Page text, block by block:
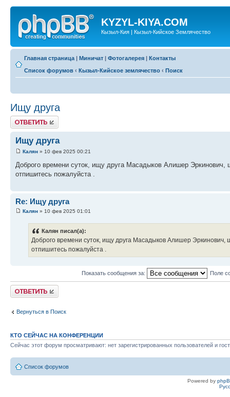
KYZYL-KIYA.COM
Кызыл-Кия | Кызыл-Кийское Землячество
Главная страница | Миничат | Фотогалерея | Контакты
Список форумов ‹ Кызыл-Кийское землячество ‹ Поиск
Ищу друга
Ответить
Ищу друга
Калян » 10 фев 2025 00:21
Доброго времени суток, ищу друга Масадыков Алишер Эркинович,
отпишитесь пожалуйста .
Re: Ищу друга
Калян » 10 фев 2025 01:01
Калян писал(а):
Доброго времени суток, ищу друга Масадыков Алишер Эркинович,
отпишитесь пожалуйста .
Показать сообщения за: Поле
Ответить
Вернуться в Поиск
КТО СЕЙЧАС НА КОНФЕРЕНЦИИ
Сейчас этот форум просматривают: нет зарегистрированных пользователей и
Список форумов
Powered by